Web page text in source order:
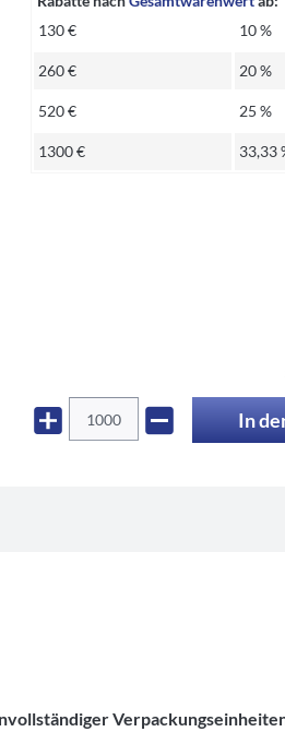
130 €
10 %
260 € 20 %
520 € 25 %
1300 € 33,33
In